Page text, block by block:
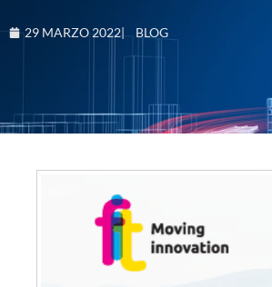
29 MARZO 2022| BLOG